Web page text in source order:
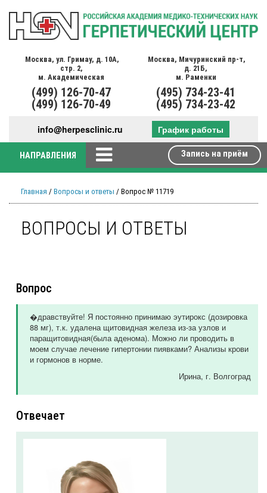
Москва, ул. Гримау, д. 10А,
стр. 2,
м. Академическая
(499) 126-70-47
(499) 126-70-49
Москва, Мичуринский пр-т,
д. 21Б,
м. Раменки
(495) 734-23-41
(495) 734-23-42
info@herpesclinic.ru График работы
НАПРАВЛЕНИЯ Запись на приём
Главная / Вопросы и ответы / Вопрос № 11719
ВОПРОСЫ И ОТВЕТЫ
Вопрос
�дравствуйте! Я постоянно принимаю эутирокс (дозировка
88 мг), т.к. удалена щитовидная железа из-за узлов и
паращитовидная(была аденома). Можно ли проводить в
моем случае лечение гипертонии пиявками? Анализы крови
и гормонов в норме.
Ирина, г. Волгоград
Отвечает